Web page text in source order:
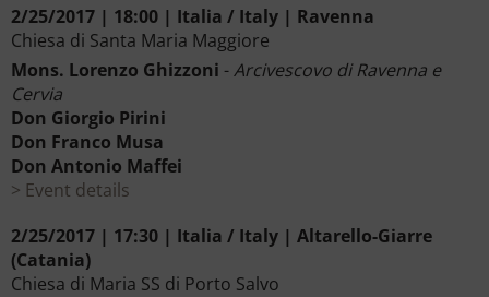
2/25/2017 | 18:00 | Italia / Italy | Ravenna
Chiesa di Santa Maria Maggiore
Mons. Lorenzo Ghizzoni -Arcivescovo di Ravenna e
Cervia
Don Giorgio Pirini
Don Franco Musa
Don Antonio Maffei
Event details
2/25/2017 | 17:30 | Italia / Italy | Altarello-Giarre
(Catania)
Chiesa di Maria SS di Porto Salvo